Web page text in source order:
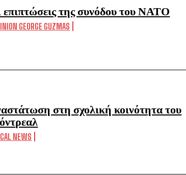
επιπτώσεις της συνόδου του ΝΑΤΟ
GEORGE GUZMAS
στη σχολική κοινότητα του
NEWS